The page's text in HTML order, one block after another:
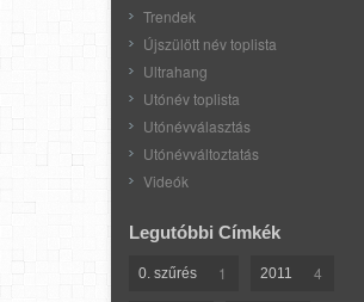
Trendek
Újszülött név toplista
Ultrahang
Utónév toplista
Utónévválasztás
Utónévváltoztatás
Videók
Legutóbbi Címkék
0. szűrés 1 2011 4